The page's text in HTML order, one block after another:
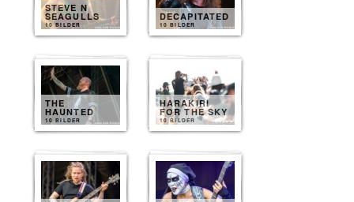
STEVE N
SEAGULLS
10 BILDER
DECAPITATED
10 BILDER
THE
HAUNTED
10 BILDER
HARAKIRI
FOR THE SKY
10 BILDER